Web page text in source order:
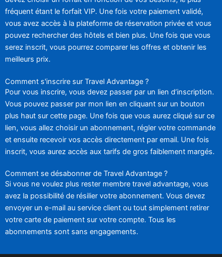
fréquent étant le forfait VIP. Une fois votre paiement validé,
vous avez accès à la plateforme de réservation privée et vous
pouvez rechercher des hôtels et bien plus. Une fois que vous
serez inscrit, vous pourrez comparer les offres et obtenir les
meilleurs prix.
Comment s'inscrire sur Travel Advantage ?
Pour vous inscrire, vous devez passer par un lien d’inscription.
Vous pouvez passer par mon lien en cliquant sur un bouton
plus haut sur cette page. Une fois que vous aurez cliqué sur ce
lien, vous allez choisir un abonnement, régler votre commande
et ensuite recevoir vos accès directement par email. Une fois
inscrit, vous aurez accès aux tarifs de gros faiblement margés.
Comment se désabonner de Travel Advantage ?
Si vous ne voulez plus rester membre travel advantage, vous
avez la possibilité de résilier votre abonnement. Vous devez
envoyer un e-mail au service client ou tout simplement retirer
votre carte de paiement sur votre compte. Tous les
abonnements sont sans engagements.